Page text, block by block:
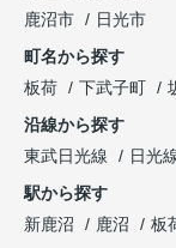
鹿沼市
日光市
町名から探す
板荷
下武子町
沿線から探す
東武日光線
日光
駅から探す
新鹿沼
鹿沼 板